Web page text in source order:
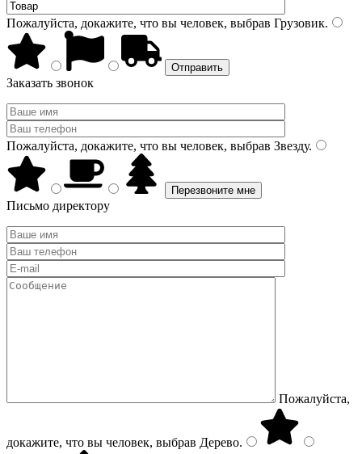
Пожалуйста, докажите, что вы человек, выбрав Грузовик.
Заказать звонок
Пожалуйста, докажите, что вы человек, выбрав Звезду.
Письмо директору
Пожалуйста,
докажите, что вы человек, выбрав Дерево.